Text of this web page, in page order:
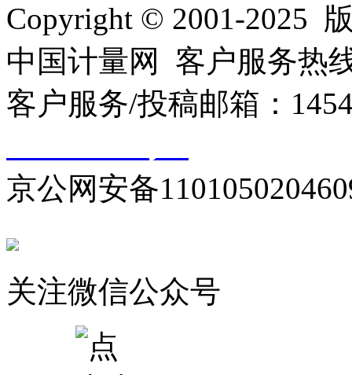
Copyright © 2001-2025
中国计量网 客户服务热
客户服务/投稿邮箱：
京公网安备
关注微信公众号